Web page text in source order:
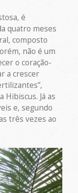
é
quatro meses
composto
não é um
o coração-
a crescer
Já as
e, segundo
três vezes ao